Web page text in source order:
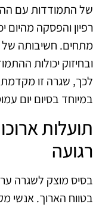
של התמודדות עם
רפיון והפסקה
מתחים. חשיבותה
ובחיזוק יכולות
לכך, שגרה זו מקדמת
במיוחד בסיום יום
תועלות
רגועה
בסיס מוצק לשגרה
בטווח הארוך. אנשי